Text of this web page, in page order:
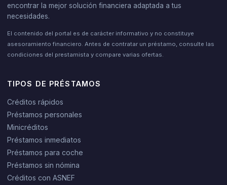
encontrar la mejor solución financiera adaptada a tus
necesidades.
El contenido del portal es de carácter informativo y no constituye
asesoramiento financiero. Antes de contratar un préstamo, consulte las
condiciones del prestamista y compare varias ofertas.
TIPOS DE PRÉSTAMOS
Créditos rápidos
Préstamos personales
Minicréditos
Préstamos inmediatos
Préstamos para coche
Préstamos sin nómina
Créditos con ASNEF